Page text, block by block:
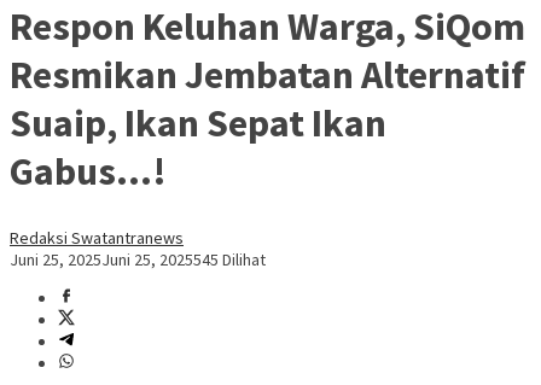
Respon Keluhan Warga, SiQom
Resmikan Jembatan Alternatif
Suaip, Ikan Sepat Ikan
Gabus…!
Redaksi Swatantranews
Juni 25, 2025Juni 25, 2025545 Dilihat